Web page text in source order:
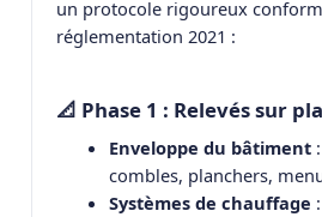
un protocole rigoureux
réglementation 2021 :
📐 Phase 1 : Relevés sur
Enveloppe du bâtiment:
combles, planchers,
Systèmes de chauffage